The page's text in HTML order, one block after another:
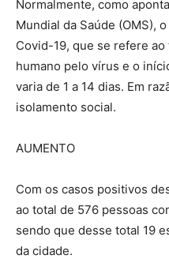
Normalmente, como
Mundial da Saúde (OMS),
Covid-19, que se refere
humano pelo vírus e o
varia de 1 a 14 dias. Em
isolamento social.
AUMENTO
Com os casos positivos
ao total de 576 pessoas
sendo que desse total 19
da cidade.